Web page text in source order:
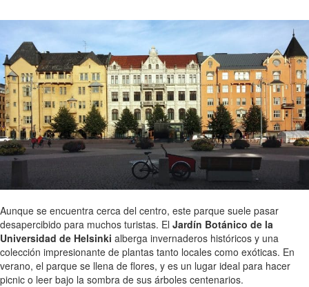
Aunque se encuentra cerca del centro, este parque suele pasar
desapercibido para muchos turistas. El Jardín Botánico de la
Universidad de Helsinki alberga invernaderos históricos y una
colección impresionante de plantas tanto locales como exóticas. En
verano, el parque se llena de flores, y es un lugar ideal para hacer
picnic o leer bajo la sombra de sus árboles centenarios.